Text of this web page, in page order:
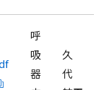
呼
吸
器
久
代